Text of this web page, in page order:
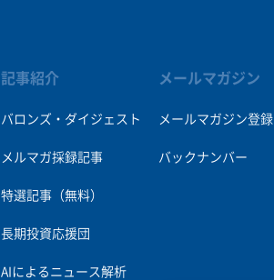
記事紹介
バロンズ・ダイジェスト
メルマガ採録記事
特選記事（無料）
長期投資応援団
AIによるニュース解析
メールマガジン
メールマガジン登録
バックナンバー